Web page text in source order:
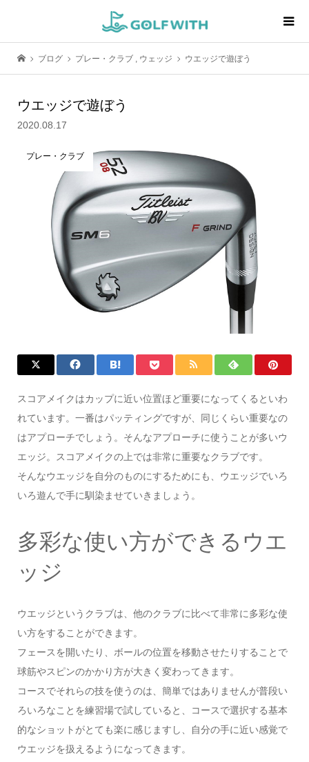
ブログ プレー・クラブ , ウェッジ ウエッジで遊ぼう
ウエッジで遊ぼう
2020.08.17
プレー・クラブ
スコアメイクはカップに近い位置ほど重要になってくるといわ
れています。一番はパッティングですが、同じくらい重要なの
はアプローチでしょう。そんなアプローチに使うことが多いウ
エッジ。スコアメイクの上では非常に重要なクラブです。
そんなウエッジを自分のものにするためにも、ウエッジでいろ
いろ遊んで手に馴染ませていきましょう。
多彩な使い方ができるウエ
ッジ
ウエッジというクラブは、他のクラブに比べて非常に多彩な使
い方をすることができます。
フェースを開いたり、ボールの位置を移動させたりすることで
球筋やスピンのかかり方が大きく変わってきます。
コースでそれらの技を使うのは、簡単ではありませんが普段い
ろいろなことを練習場で試していると、コースで選択する基本
的なショットがとても楽に感じますし、自分の手に近い感覚で
ウエッジを扱えるようになってきます。